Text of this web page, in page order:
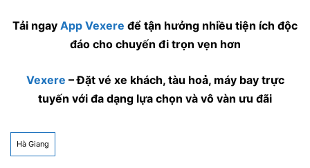
Tải ngay App Vexere để tận hưởng nhiều tiện ích độc
đáo cho chuyến đi trọn vẹn hơn
Vexere – Đặt vé xe khách, tàu hoả, máy bay trực
tuyến với đa dạng lựa chọn và vô vàn ưu đãi
Hà Giang